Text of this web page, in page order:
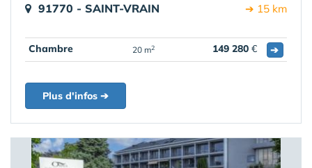
91770 - SAINT-VRAIN ➔ 15 km
Chambre 20 m2 149 280 € ➔
Plus d'infos ➔